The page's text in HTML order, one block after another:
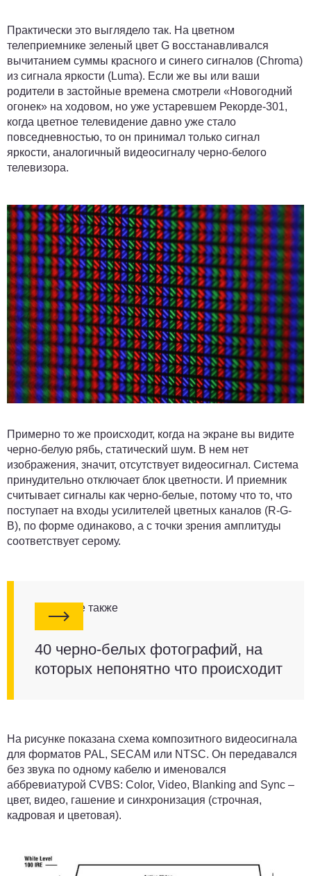
Практически это выглядело так. На цветном
телеприемнике зеленый цвет G восстанавливался
вычитанием суммы красного и синего сигналов (Chroma)
из сигнала яркости (Luma). Если же вы или ваши
родители в застойные времена смотрели «Новогодний
огонек» на ходовом, но уже устаревшем Рекорде-301,
когда цветное телевидение давно уже стало
повседневностью, то он принимал только сигнал
яркости, аналогичный видеосигналу черно-белого
телевизора.
Примерно то же происходит, когда на экране вы видите
черно-белую рябь, статический шум. В нем нет
изображения, значит, отсутствует видеосигнал. Система
принудительно отключает блок цветности. И приемник
считывает сигналы как черно-белые, потому что то, что
поступает на входы усилителей цветных каналов (R-G-
B), по форме одинаково, а с точки зрения амплитуды
соответствует серому.
Смотрите также
40 черно-белых фотографий, на
которых непонятно что происходит
На рисунке показана схема композитного видеосигнала
для форматов PAL, SECAM или NTSC. Он передавался
без звука по одному кабелю и именовался
аббревиатурой CVBS: Color, Video, Blanking and Sync –
цвет, видео, гашение и синхронизация (строчная,
кадровая и цветовая).